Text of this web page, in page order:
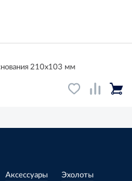
210х103 мм
Аксессуары Эхолоты